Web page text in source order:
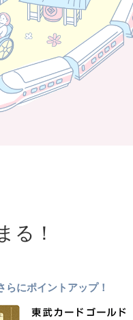
る！
にポイントアップ！